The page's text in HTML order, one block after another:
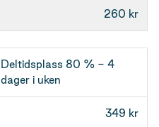
260 kr
Deltidsplass 80 % - 4
dager i uken
349 kr